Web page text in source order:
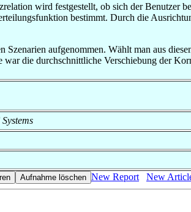
wird festgestellt, ob sich der Benutzer
bestimmt. Durch die
aufgenommen. Wählt man aus
die durchschnittliche Verschiebung der
New Report
New